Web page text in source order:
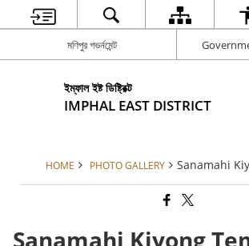
মণিপুর গভর্নমেন্ট
ইম্ফাল ইষ্ট ডিষ্ট্রিক্ট
IMPHAL EAST DISTRICT
HOME PHOTO GALLERY Sanamahi